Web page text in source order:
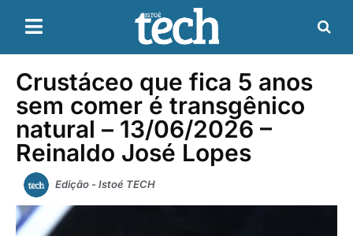
Crustáceo que fica 5 anos
sem comer é transgênico
natural – 13/06/2026 –
Reinaldo José Lopes
Edição - Istoé TECH